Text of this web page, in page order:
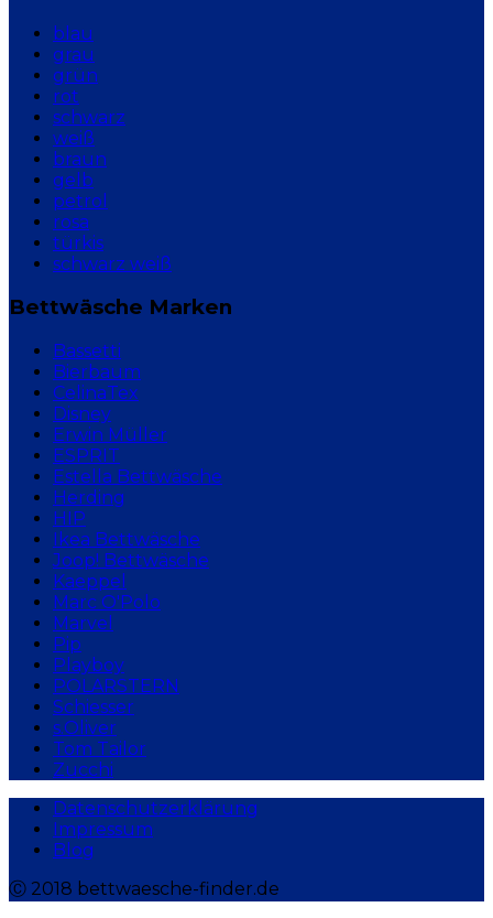
blau
grau
grün
rot
schwarz
weiß
braun
gelb
petrol
rosa
türkis
schwarz weiß
Bettwäsche Marken
Bassetti
Bierbaum
CelinaTex
Disney
Erwin Müller
ESPRIT
Estella Bettwäsche
Herding
HIP
Ikea Bettwäsche
Joop! Bettwäsche
Kaeppel
Marc O'Polo
Marvel
Pip
Playboy
POLARSTERN
Schiesser
s.Oliver
Tom Tailor
Zucchi
Datenschutzerklärung
Impressum
Blog
Ⓒ 2018 bettwaesche-finder.de